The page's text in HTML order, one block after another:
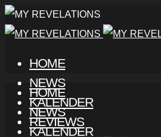
HOME
NEWS
KALENDER
REVIEWS
HOME
NEWS
KALENDER